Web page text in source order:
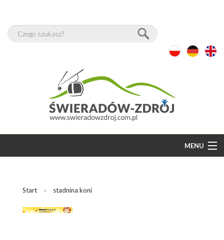
MENU
BAZA NOCLEGÓW
WOLNE POKOJE
Start stadnina koni